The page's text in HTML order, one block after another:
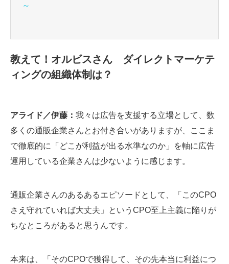
～
教えて！オルビスさん ダイレクトマーケテ
ィングの組織体制は？
アライド／伊藤： 我々は広告を支援する立場として、数
多くの通販企業さんとお付き合いがありますが、ここま
で徹底的に「どこが利益が出る水準なのか」を軸に広告
運用している企業さんは少ないように感じます。
通販企業さんのあるあるエピソードとして、「このCPO
さえ守れていれば大丈夫」というCPO至上主義に陥りが
ちなところがあると思うんです。
本来は、「そのCPOで獲得して、その先本当に利益につ